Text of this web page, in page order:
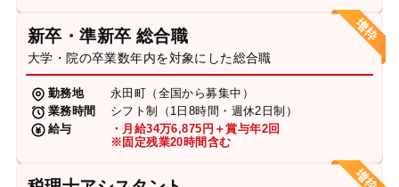
新卒・準新卒 総合職
大学・院の卒業数年内を対象にした総合職
勤務地
永田町（全国から募集中）
業務時間
シフト制（1日8時間・週休2日制）
給与
・月給34万6,875円＋賞与年2回
※固定残業20時間含む